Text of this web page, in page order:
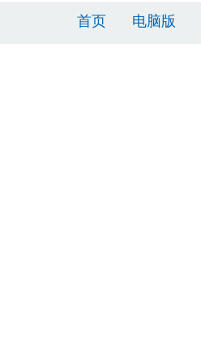
首页 电脑版